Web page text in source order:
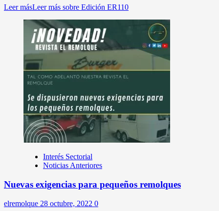
Leer másLeer más sobre Edición ER110
Interés Sectorial
Noticias Anteriores
Nuevas exigencias para pequeños remolques
elremolque 28 octubre, 2022 0